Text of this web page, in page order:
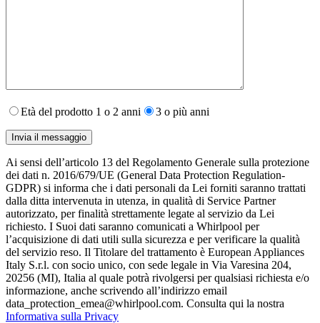
Età del prodotto 1 o 2 anni 3 o più anni
Ai sensi dell’articolo 13 del Regolamento Generale sulla protezione
dei dati n. 2016/679/UE (General Data Protection Regulation-
GDPR) si informa che i dati personali da Lei forniti saranno​ trattati
dalla ditta intervenuta in utenza,​ in qualità di Service Partner
autorizzato, per finalità strettamente legate al servizio da Lei
richiesto. I S​uoi dati saranno comunicati a Whirlpool per
l’acquisizione di dati utili sulla sicurezza e per verificare la qualità
del servizio reso. Il Titolare del trattamento è European Appliances
Italy S.r.l. con socio unico, con sede legale in Via Varesina 204,
20256 (MI), Italia al quale potrà rivolgersi per qualsiasi richiesta e/o
informazione, anche scrivendo all’indirizzo email
data_protection_emea@whirlpool.com. Consulta qui la nostra
Informativa sulla Privacy